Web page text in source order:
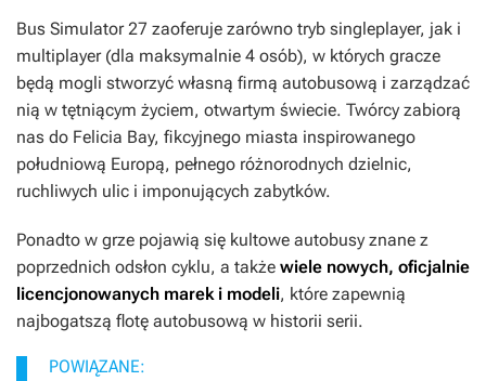
Bus Simulator 27 zaoferuje zarówno tryb singleplayer, jak i
multiplayer (dla maksymalnie 4 osób), w których gracze
będą mogli stworzyć własną firmą autobusową i zarządzać
nią w tętniącym życiem, otwartym świecie. Twórcy zabiorą
nas do Felicia Bay, fikcyjnego miasta inspirowanego
południową Europą, pełnego różnorodnych dzielnic,
ruchliwych ulic i imponujących zabytków.
Ponadto w grze pojawią się kultowe autobusy znane z
poprzednich odsłon cyklu, a także wiele nowych, oficjalnie
licencjonowanych marek i modeli, które zapewnią
najbogatszą flotę autobusową w historii serii.
POWIĄZANE: